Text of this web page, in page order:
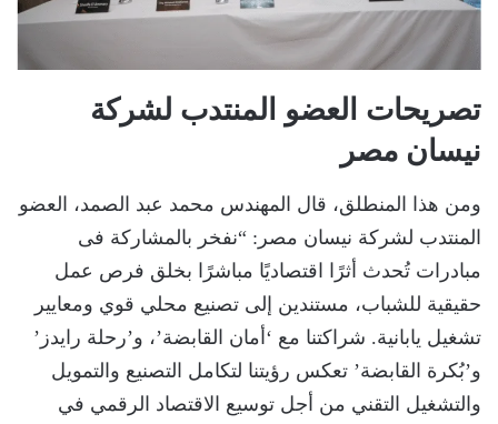
تصريحات العضو المنتدب لشركة
نيسان مصر
ومن هذا المنطلق، قال المهندس محمد عبد الصمد، العضو
المنتدب لشركة نيسان مصر: “نفخر بالمشاركة فى
مبادرات تُحدث أثرًا اقتصاديًا مباشرًا بخلق فرص عمل
حقيقية للشباب، مستندين إلى تصنيع محلي قوي ومعايير
تشغيل يابانية. شراكتنا مع ‘أمان القابضة’، و’رحلة رايدز’
و’بُكرة القابضة’ تعكس رؤيتنا لتكامل التصنيع والتمويل
والتشغيل التقني من أجل توسيع الاقتصاد الرقمي في